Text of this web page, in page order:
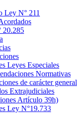
Ley N° 211
20.285
Leyes Especiales
Normativas
de carácter general
Extrajudiciales
Artículo 39h)
Ley N°19.733